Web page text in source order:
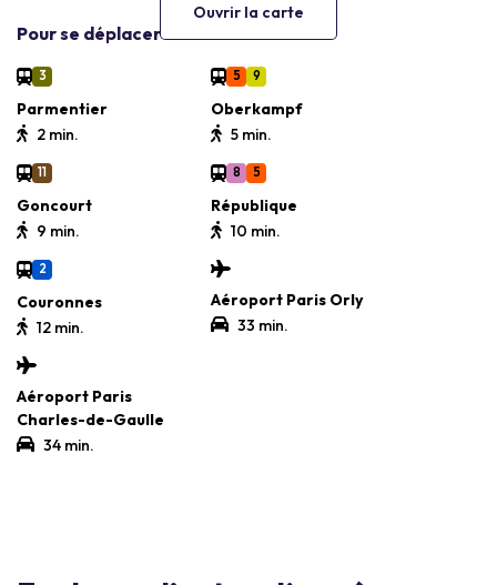
Ouvrir la carte
Pour se déplacer
3
Parmentier
2 min.
5 9
Oberkampf
5 min.
11
Goncourt
9 min.
8 5
République
10 min.
2
Couronnes
12 min.
Aéroport Paris Orly
33 min.
Aéroport Paris
Charles-de-Gaulle
34 min.